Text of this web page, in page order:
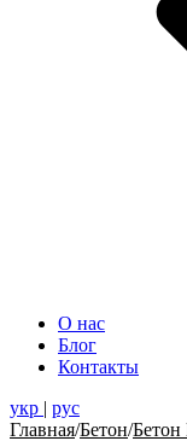
О нас
Блог
Контакты
укр | рус
Главная/Бетон/Бетон